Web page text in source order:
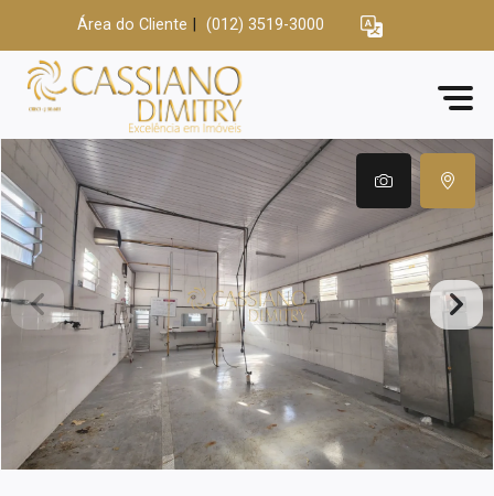
Área do Cliente (012) 3519-3000